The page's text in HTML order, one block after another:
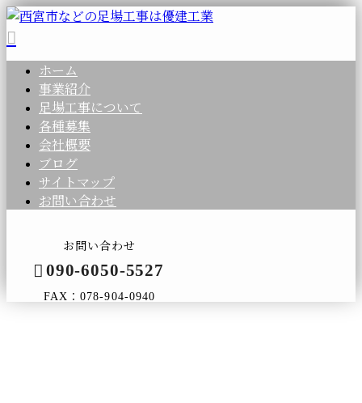
ホーム
事業紹介
足場工事について
各種募集
会社概要
ブログ
サイトマップ
お問い合わせ
お問い合わせ
090-6050-5527
FAX：078-904-0940